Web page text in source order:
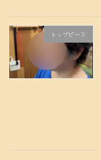
トップピース